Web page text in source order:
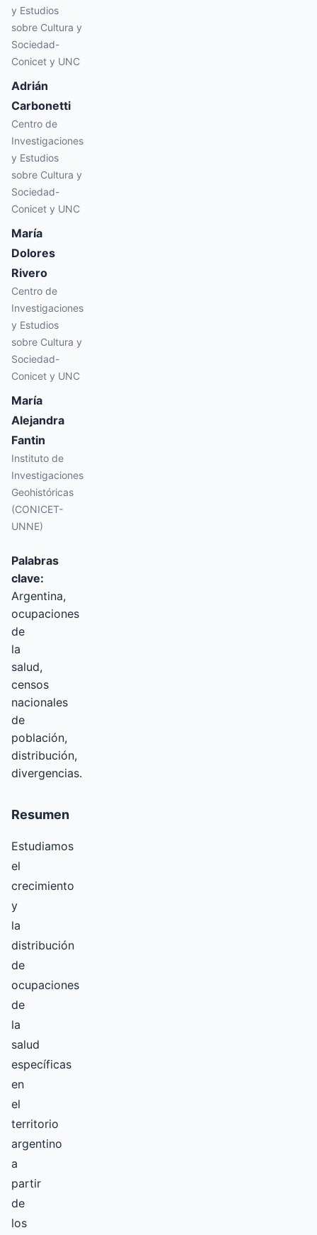
y Estudios
sobre Cultura y
Sociedad-
Conicet y UNC
Adrián
Carbonetti
Centro de
Investigaciones
y Estudios
sobre Cultura y
Sociedad-
Conicet y UNC
María
Dolores
Rivero
Centro de
Investigaciones
y Estudios
sobre Cultura y
Sociedad-
Conicet y UNC
María
Alejandra
Fantin
Instituto de
Investigaciones
Geohistóricas
(CONICET-
UNNE)
Palabras
clave:
Argentina,
ocupaciones
de
la
salud,
censos
nacionales
de
población,
distribución,
divergencias.
Resumen
Estudiamos
el
crecimiento
y
la
distribución
de
ocupaciones
de
la
salud
específicas
en
el
territorio
argentino
a
partir
de
los